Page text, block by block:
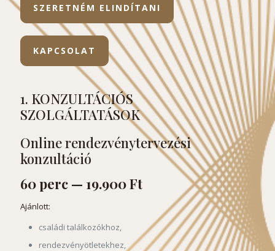
SZERETNÉM ELINDÍTANI
KAPCSOLAT
1. KONZULTÁCIÓS
SZOLGÁLTATÁSOK
Online rendezvénytervezési
konzultáció
60 perc — 19.900 Ft
Ajánlott:
családi találkozókhoz,
rendezvényötletekhez,